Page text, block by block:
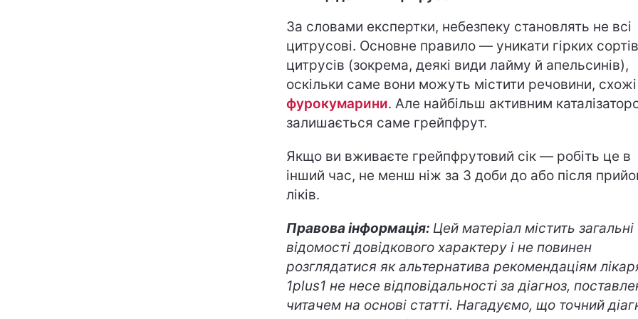
За словами експертки, небезпеку становлять не всі
цитрусові. Основне правило — уникати гірких сортів
цитрусів (зокрема, деякі види лайму й апельсинів),
оскільки саме вони можуть містити речовини,
фурокумарини. Але найбільш активним
залишається саме грейпфрут.
Якщо ви вживаєте грейпфрутовий сік — робіть це в
інший час, не менш ніж за 3 доби до або після
ліків.
Правова інформація: Цей матеріал містить загальні
відомості довідкового характеру і не повинен
розглядатися як альтернатива рекомендаціям
1plus1 не несе відповідальності за діагноз,
читачем на основі статті. Нагадуємо, що точний